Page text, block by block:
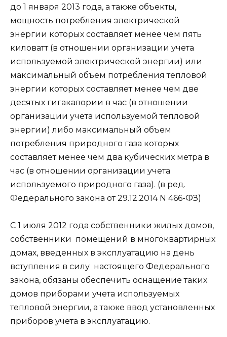
до 1 января 2013 года, а также объекты,
мощность потребления электрической
энергии которых составляет менее чем пять
киловатт (в отношении организации учета
используемой электрической энергии) или
максимальный объем потребления тепловой
энергии которых составляет менее чем две
десятых гигакалории в час (в отношении
организации учета используемой тепловой
энергии) либо максимальный объем
потребления природного газа которых
составляет менее чем два кубических метра в
час (в отношении организации учета
используемого природного газа). (в ред.
Федерального закона от 29.12.2014 N 466-ФЗ)
С 1 июля 2012 года собственники жилых домов,
собственники помещений в многоквартирных
домах, введенных в эксплуатацию на день
вступления в силу настоящего Федерального
закона, обязаны обеспечить оснащение таких
домов приборами учета используемых
тепловой энергии, а также ввод установленных
приборов учета в эксплуатацию.